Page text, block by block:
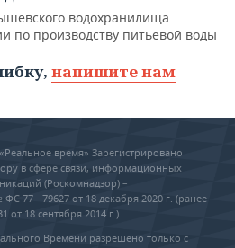
водохранилища
по производству питьевой воды
напишите нам
время» Зарегистрировано
в сфере связи, информационных
(Роскомнадзор) –
77 - 79627 от 18 декабря 2020 г. (ранее
от 18 сентября 2014 г.)
Времени разрешено только с